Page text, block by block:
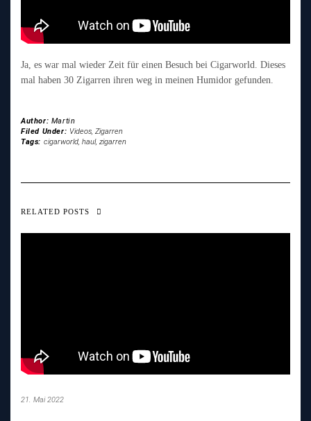
Ja, es war mal wieder Zeit für einen Besuch bei Cigarworld. Dieses
mal haben 30 Zigarren ihren weg in meinen Humidor gefunden.
Author: Martin
Filed Under: Videos, Zigarren
Tags: cigarworld, haul, zigarren
RELATED POSTS
21. Mai 2022